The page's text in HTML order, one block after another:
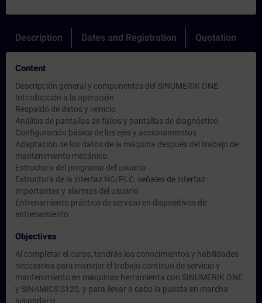
Description Dates and Registration Quotation
Content
Descripción general y componentes del SINUMERIK ONE
Introducción a la operación
Respaldo de datos y reinicio
Análisis de pantallas de fallos y pantallas de diagnóstico
Configuración básica de los ejes y accionamientos
Adaptación de los datos de la máquina después del trabajo de
mantenimiento mecánico
Estructura del programa del usuario
Estructura de la interfaz NC/PLC, señales de interfaz
importantes y alarmas del usuario
Entrenamiento práctico de servicio en dispositivos de
entrenamiento
Objectives
Al completar el curso, tendrás los conocimientos y habilidades
necesarios para manejar el trabajo continuo de servicio y
mantenimiento en máquinas herramienta con SINUMERIK ONE
y SINAMICS S120, y para llevar a cabo la puesta en marcha
secundaria.